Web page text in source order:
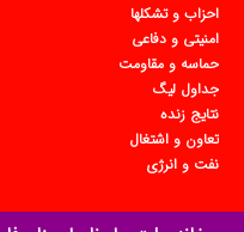
احزاب و تشکلها
امنیتی و دفاعی
حماسه و مقاومت
جداول لیگ
نتایج زنده
تعاون و اشتغال
نفت و انرژی